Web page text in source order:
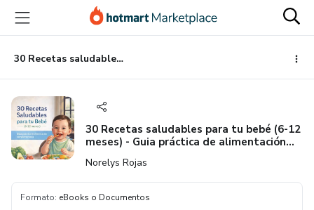
principal
página
de
página
30 Recetas saludables para tu bebé (6-12 meses) - Guia práctica de alimentación complementaria.
30 Recetas saludables para tu bebé (6-12
meses) - Guia práctica de alimentación
Norelys Rojas
Formato: eBooks o Documentos